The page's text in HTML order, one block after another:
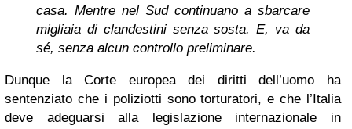
casa. Mentre nel Sud continuano a sbarcare
migliaia di clandestini senza sosta. E, va da
sé, senza alcun controllo preliminare.
Dunque la Corte europea dei diritti dell’uomo ha
sentenziato che i poliziotti sono torturatori, e che l’Italia
deve adeguarsi alla legislazione internazionale in